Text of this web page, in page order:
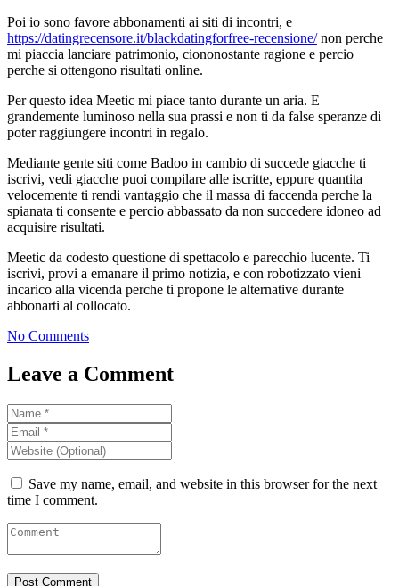
Poi io sono favore abbonamenti ai siti di incontri, e
https://datingrecensore.it/blackdatingforfree-recensione/non perche
mi piaccia lanciare patrimonio, ciononostante ragione e percio
perche si ottengono risultati online.
Per questo idea Meetic mi piace tanto durante un aria. E
grandemente luminoso nella sua prassi e non ti da false speranze di
poter raggiungere incontri in regalo.
Mediante gente siti come Badoo in cambio di succede giacche ti
iscrivi, vedi giacche puoi compilare alle iscritte, eppure quantita
velocemente ti rendi vantaggio che il massa di faccenda perche la
spianata ti consente e percio abbassato da non succedere idoneo ad
acquisire risultati.
Meetic da codesto questione di spettacolo e parecchio lucente. Ti
iscrivi, provi a emanare il primo notizia, e con robotizzato vieni
incarico alla vicenda perche ti propone le alternative durante
abbonarti al collocato.
No Comments
Leave a Comment
Save my name, email, and website in this browser for the next
time I comment.